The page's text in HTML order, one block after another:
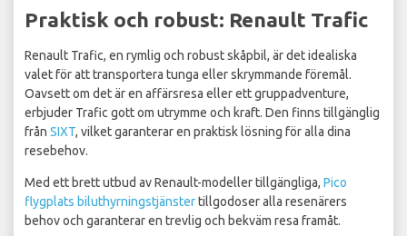
Praktisk och robust: Renault Trafic
Renault Trafic, en rymlig och robust skåpbil, är det idealiska
valet för att transportera tunga eller skrymmande föremål.
Oavsett om det är en affärsresa eller ett gruppadventure,
erbjuder Trafic gott om utrymme och kraft. Den finns tillgänglig
från SIXT, vilket garanterar en praktisk lösning för alla dina
resebehov.
Med ett brett utbud av Renault-modeller tillgängliga, Pico
flygplats biluthyrningstjänstertillgodoser alla resenärers
behov och garanterar en trevlig och bekväm resa framåt.